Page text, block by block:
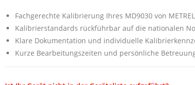
Fachgerechte Kalibrierung Ihres MD9030 von METREL
Kalibrierstandards rückführbar auf die nationalen
Klare Dokumentation und individuelle
Kurze Bearbeitungszeiten und persönliche